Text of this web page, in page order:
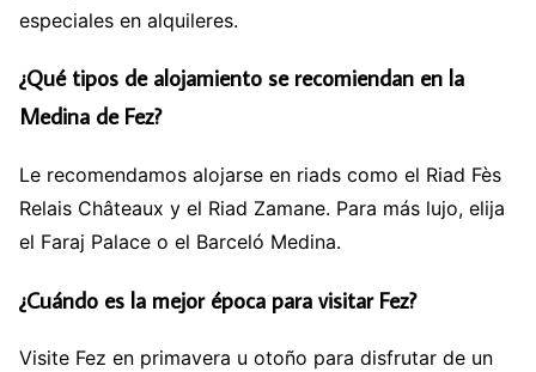
especiales en alquileres.
¿Qué tipos de alojamiento se recomiendan en la
Medina de Fez?
Le recomendamos alojarse en riads como el Riad Fès
Relais Châteaux y el Riad Zamane. Para más lujo, elija
el Faraj Palace o el Barceló Medina.
¿Cuándo es la mejor época para visitar Fez?
Visite Fez en primavera u otoño para disfrutar de un